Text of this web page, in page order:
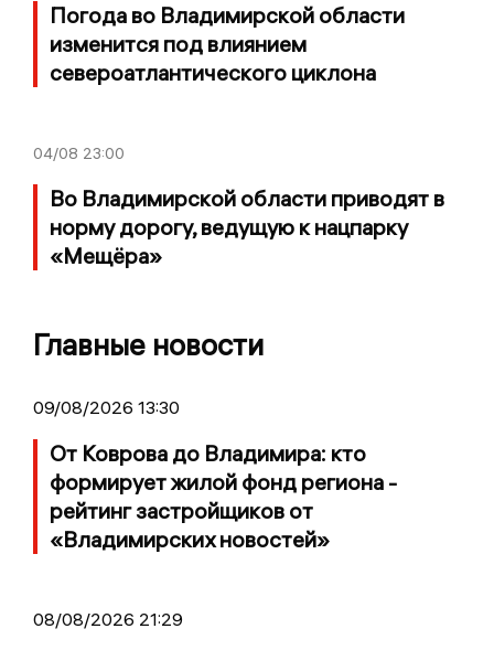
Погода во Владимирской области
изменится под влиянием
североатлантического циклона
04/08 23:00
Во Владимирской области приводят в
норму дорогу, ведущую к нацпарку
«Мещёра»
Главные новости
09/08/2026 13:30
От Коврова до Владимира: кто
формирует жилой фонд региона -
рейтинг застройщиков от
«Владимирских новостей»
08/08/2026 21:29